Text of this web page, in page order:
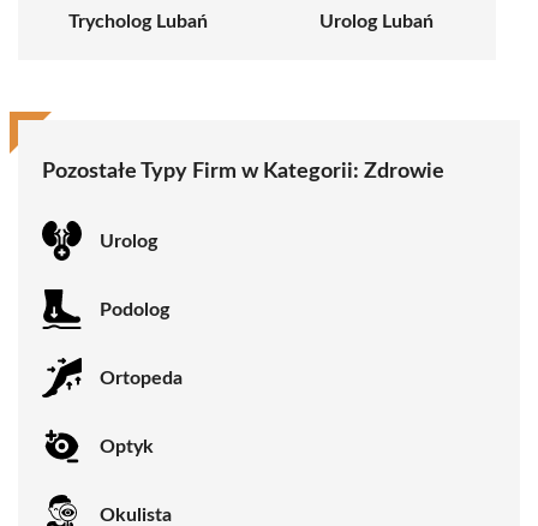
Trycholog Lubań Urolog Lubań
Pozostałe Typy Firm w Kategorii: Zdrowie
Urolog
Podolog
Ortopeda
Optyk
Okulista